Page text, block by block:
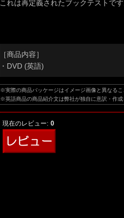
これは再定義されたブックテストです
［商品内容］
・DVD (英語)
※実際の商品パッケージはイメージ画像と異なるこ
※英語商品の商品紹介文は弊社が独自に意訳・作
現在のレビュー: 0